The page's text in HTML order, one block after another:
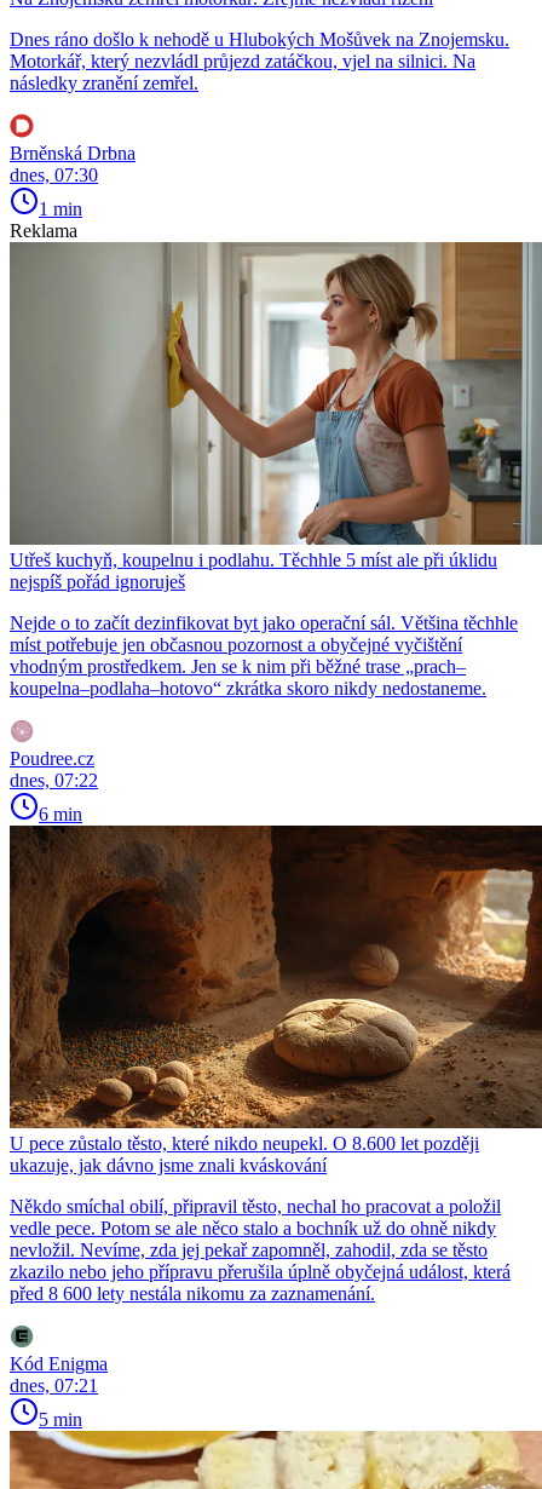
Dnes ráno došlo k nehodě u Hlubokých Mošůvek na Znojemsku.
Motorkář, který nezvládl průjezd zatáčkou, vjel na silnici. Na
následky zranění zemřel.
Brněnská Drbna
dnes, 07:30
1 min
Reklama
Utřeš kuchyň, koupelnu i podlahu. Těchhle 5 míst ale při úklidu
nejspíš pořád ignoruješ
Nejde o to začít dezinfikovat byt jako operační sál. Většina těchhle
míst potřebuje jen občasnou pozornost a obyčejné vyčištění
vhodným prostředkem. Jen se k nim při běžné trase „prach–
koupelna–podlaha–hotovo“ zkrátka skoro nikdy nedostaneme.
Poudree.cz
dnes, 07:22
6 min
U pece zůstalo těsto, které nikdo neupekl. O 8.600 let později
ukazuje, jak dávno jsme znali kváskování
Někdo smíchal obilí, připravil těsto, nechal ho pracovat a položil
vedle pece. Potom se ale něco stalo a bochník už do ohně nikdy
nevložil. Nevíme, zda jej pekař zapomněl, zahodil, zda se těsto
zkazilo nebo jeho přípravu přerušila úplně obyčejná událost, která
před 8 600 lety nestála nikomu za zaznamenání.
Kód Enigma
dnes, 07:21
5 min